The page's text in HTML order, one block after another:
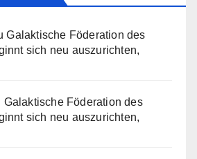
Galaktische Föderation des
sich neu auszurichten,
Galaktische Föderation des
sich neu auszurichten,